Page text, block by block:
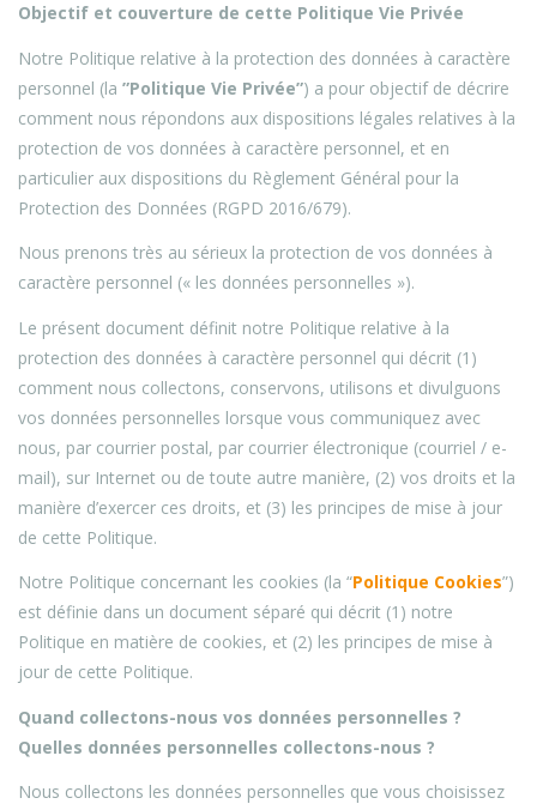
Objectif et couverture de cette Politique Vie Privée
Notre Politique relative à la protection des données à caractère
personnel (la ”Politique Vie Privée”) a pour objectif de décrire
comment nous répondons aux dispositions légales relatives à la
protection de vos données à caractère personnel, et en
particulier aux dispositions du Règlement Général pour la
Protection des Données (RGPD 2016/679).
Nous prenons très au sérieux la protection de vos données à
caractère personnel (« les données personnelles »).
Le présent document définit notre Politique relative à la
protection des données à caractère personnel qui décrit (1)
comment nous collectons, conservons, utilisons et divulguons
vos données personnelles lorsque vous communiquez avec
nous, par courrier postal, par courrier électronique (courriel / e-
mail), sur Internet ou de toute autre manière, (2) vos droits et la
manière d’exercer ces droits, et (3) les principes de mise à jour
de cette Politique.
Notre Politique concernant les cookies (la “Politique Cookies”)
est définie dans un document séparé qui décrit (1) notre
Politique en matière de cookies, et (2) les principes de mise à
jour de cette Politique.
Quand collectons-nous vos données personnelles ?
Quelles données personnelles collectons-nous ?
Nous collectons les données personnelles que vous choisissez